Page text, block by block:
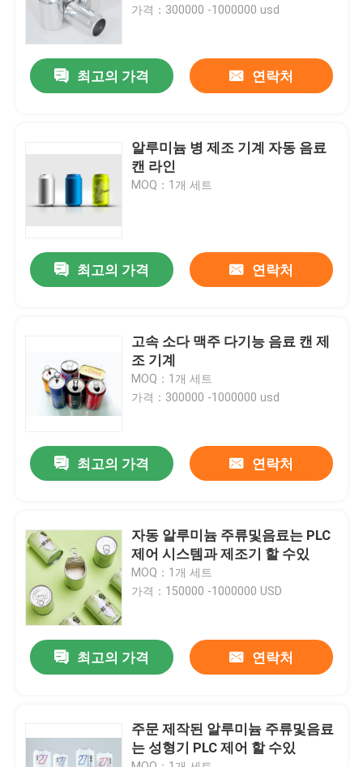
화면
회사 소개
품질 관리
인용문을 요구하세요
자동 주석은 성형기 할 수있
분무기는 성형기 할 수있
가격：300000 -1000000 usd
최고의 가격 연락처
알루미늄 병 제조 기계 자동 음료
캔 라인
MOQ：1개 세트
최고의 가격 연락처
고속 소다 맥주 다기능 음료 캔 제
조 기계
MOQ：1개 세트
가격：300000 -1000000 usd
최고의 가격 연락처
자동 알루미늄 주류및음료는 PLC
제어 시스템과 제조기 할 수있
MOQ：1개 세트
가격：150000 -1000000 USD
최고의 가격 연락처
주문 제작된 알루미늄 주류및음료
는 성형기 PLC 제어 할 수있